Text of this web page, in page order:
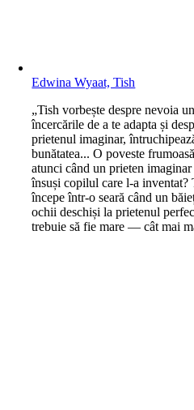
Edwina Wyaat, Tish
„Tish vorbește despre nevoia
încercările de a te adapta și
prietenul imaginar,
bunătatea... O poveste
atunci când un prieten
însuși copilul care l-a inventat?
începe într-o seară când un
ochii deschiși la prietenul
trebuie să fie mare — cât mai